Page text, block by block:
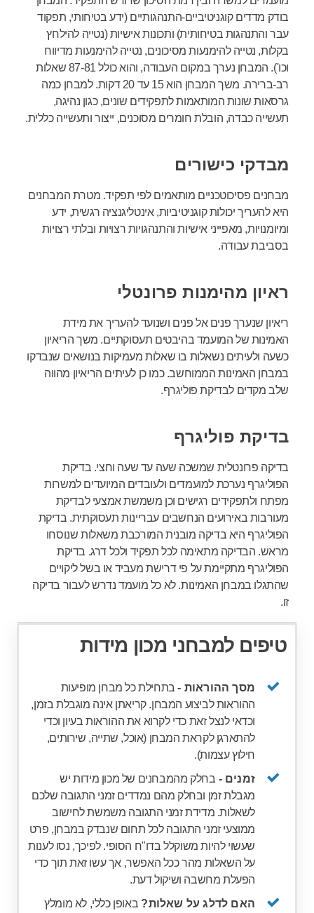
בודק מדדים קוגניטיביים-התנהגותיים (ידע בטיחותי, תפקוד
עבר והתנהגות בטיחותית) ותכונות אישיות (נטייה להילחץ
בקלות, נטייה להימנעות מסיכונים, נטייה להימנעות מדיווח
וכו'). המבחן נערך במקום העבודה, והוא כולל 87-81 שאלות
רב-ברירה. משך המבחן הוא 15 עד 20 דקות. למבחן כמה
גרסאות שונות המותאמות לתפקידים שונים, כגון נהיגה,
תעשייה כבדה, הובלת חומרים מסוכנים, ייצור ותעשייה כללית.
מבדקי כישורים
מבחנים פסיכוטכניים מותאמים לפי תפקיד. מטרת המבחנים
היא להעריך יכולות קוגניטיביות, אינטליגנציה רגשית, ידע
ומיומנויות, מאפייני אישיות והתנהגויות רצויות ובלתי רצויות
בסביבת עבודה.
ראיון מהימנות פרונטלי
ריאיון שנערך פנים אל פנים ושנועד להעריך את מידת
האמינות של המועמד בהיבטים תעסוקתיים. משך הריאיון
כשעה ולעיתים נשאלות בו שאלות מעמיקות בנושאים שנבדקו
במבחן האמינות הממוחשב. כמו כן לעיתים הריאיון מהווה
שלב מקדים לבדיקת פוליגרף.
בדיקת פוליגרף
בדיקה פרונטלית שמשכה שעה עד שעה וחצי. בדיקת
הפוליגרף נערכת למועמדים ולעובדים המיועדים למשרות
מפתח ולתפקידים רגישים וכן משמשת אמצעי לבדיקת
מעורבות באירועים הנחשבים עבריינות תעסוקתית. בדיקת
הפוליגרף היא בדיקה מובנית המורכבת משאלות שנוסחו
מראש. הבדיקה מתאימה לכל תפקיד ולכל דרג. בדיקת
הפוליגרף מתקיימת על פי דרישת מעביד או בשל ליקויים
שהתגלו במבחן האמינות. לא כל מועמד נדרש לעבור בדיקה
זו.
טיפים למבחני מכון מידות
מסך ההוראות -בתחילת כל מבחן מופיעות
ההוראות לביצוע המבחן. קריאתן אינה מוגבלת בזמן,
וכדאי לנצל זאת כדי לקרוא את ההוראות בעיון וכדי
להתארגן לקראת המבחן (אוכל, שתייה, שירותים,
חילוץ עצמות).
זמנים - בחלק מהמבחנים של מכון מידות יש
מגבלת זמן ובחלק מהם נמדדים זמני התגובה שלכם
לשאלות. מדידת זמני התגובה משמשת לחישוב
ממוצעי זמני התגובה לכל תחום שנבדק במבחן, פרט
שעשוי להיות משוקלל בדו"ח הסופי. לפיכך, נסו לענות
על השאלות מהר ככל האפשר, אך עשו זאת תוך כדי
הפעלת מחשבה ושיקול דעת.
האם לדלג על שאלות? באופן כללי, לא מומלץ